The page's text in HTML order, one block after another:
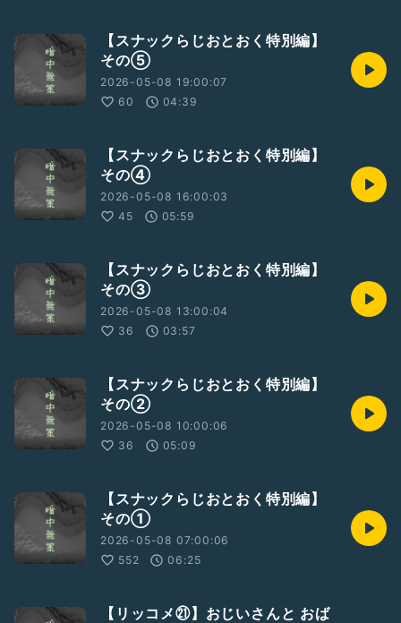
【スナックらじおとおく特別編】
その⑤
2026-05-08 19:00:07
60
04:39
【スナックらじおとおく特別編】
その④
2026-05-08 16:00:03
45
05:59
【スナックらじおとおく特別編】
その③
2026-05-08 13:00:04
36
03:57
【スナックらじおとおく特別編】
その②
2026-05-08 10:00:06
36
05:09
【スナックらじおとおく特別編】
その①
2026-05-08 07:00:06
552
06:25
【リッコメ㉑】おじいさんと おば